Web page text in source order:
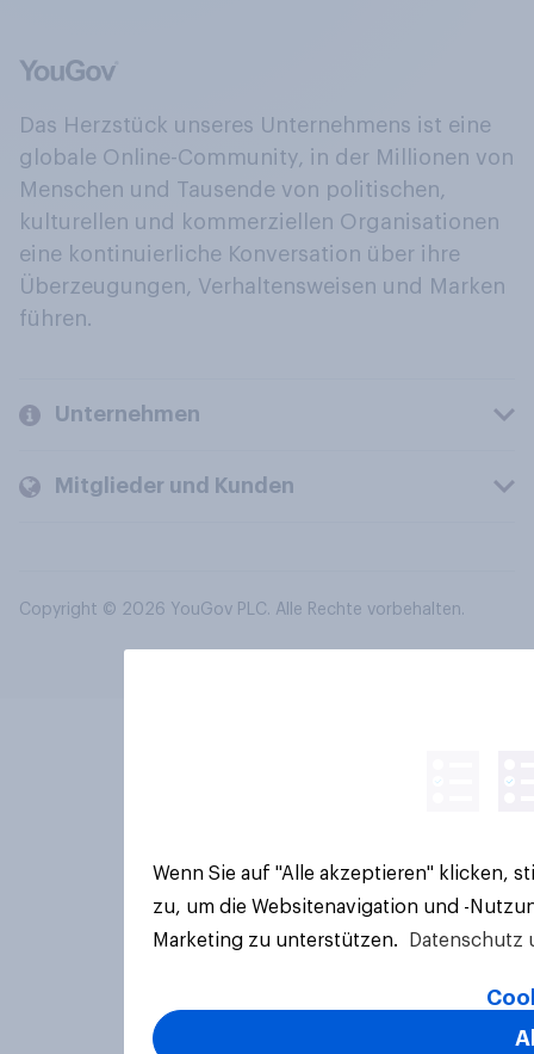
Das Herzstück unseres Unternehmens ist eine
globale Online-Community, in der Millionen von
Menschen und Tausende von politischen,
kulturellen und kommerziellen Organisationen
eine kontinuierliche Konversation über ihre
Überzeugungen, Verhaltensweisen und Marken
führen.
Unternehmen
Mitglieder und Kunden
Copyright © 2026 YouGov PLC. Alle Rechte vorbehalten.
Wenn Sie auf "Alle akzeptieren" klicken,
zu, um die Websitenavigation und -
Marketing zu unterstützen.
Datenschutz